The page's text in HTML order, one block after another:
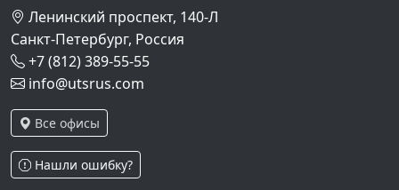
Ленинский проспект, 140-Л
Санкт-Петербург, Россия
+7 (812) 389-55-55
info@utsrus.com
Все офисы
Нашли ошибку?